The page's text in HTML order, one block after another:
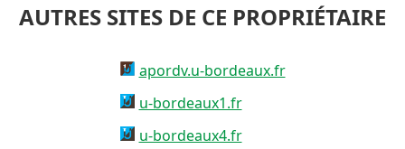
AUTRES SITES DE CE PROPRIÉTAIRE
apordv.u-bordeaux.fr
u-bordeaux1.fr
u-bordeaux4.fr